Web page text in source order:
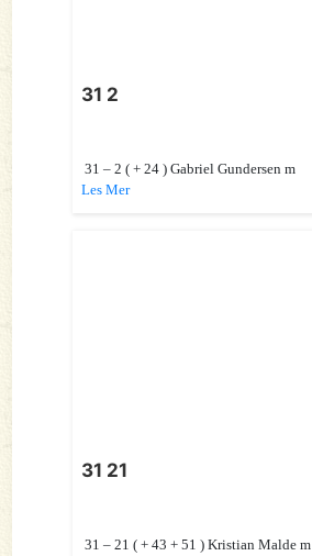
31 2
31 – 2 ( + 24 ) Gabriel Gundersen m
Les Mer
31 21
31 – 21 ( + 43 + 51 ) Kristian Malde m